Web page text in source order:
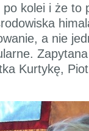
kolei i że to
a nie
Kurtykę,